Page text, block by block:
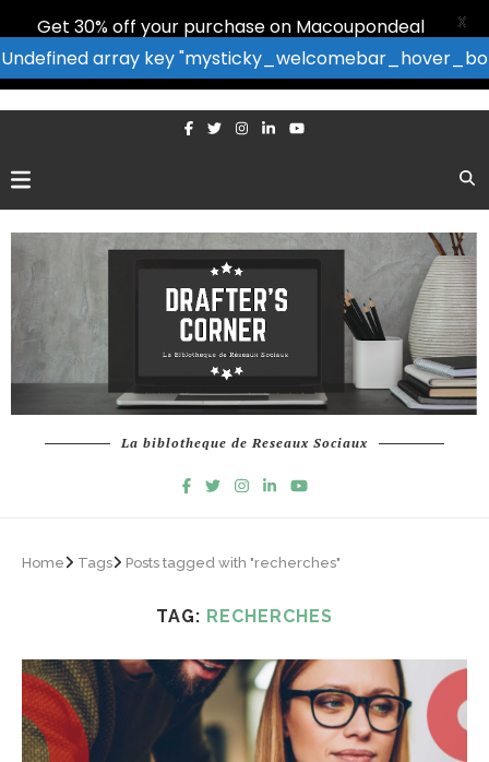
La biblotheque de Reseaux Sociaux
Home Tags Posts tagged with "recherches"
TAG: RECHERCHES
Get 30% off your purchase on Macoupondeal
Undefined array key
X